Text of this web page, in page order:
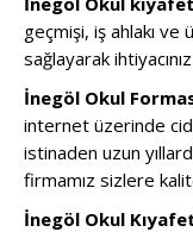
geçmişi, iş ahlakı ve
sağlayarak
İnegöl Okul
internet üzerinde
istinaden uzun
firmamız sizlere
İnegöl Okul